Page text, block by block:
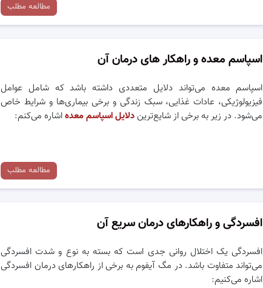
مطالعه مطلب
اسپاسم معده و راهکار های درمان آن
اسپاسم معده می‌تواند دلایل متعددی داشته باشد که شامل عوامل
فیزیولوژیکی، عادات غذایی، سبک زندگی و برخی بیماری‌ها و شرایط خاص
می‌شود. در زیر به برخی از شایع‌تریندلایل اسپاسم معدهاشاره می‌کنم:
مطالعه مطلب
افسردگی و راهکارهای درمان سریع آن
افسردگی یک اختلال روانی جدی است که بسته به نوع و شدت افسردگی
می‌تواند متفاوت باشد. در مگ آیفوم به برخی از راهکارهای درمان افسردگی
اشاره می‌کنیم: